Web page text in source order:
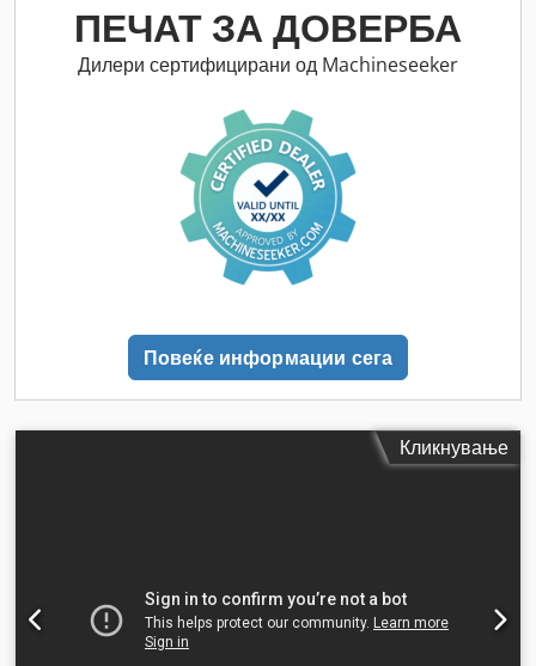
ПЕЧАТ ЗА ДОВЕРБА
Дилери сертифицирани од Machineseeker
Повеќе информации сега
Кликнување